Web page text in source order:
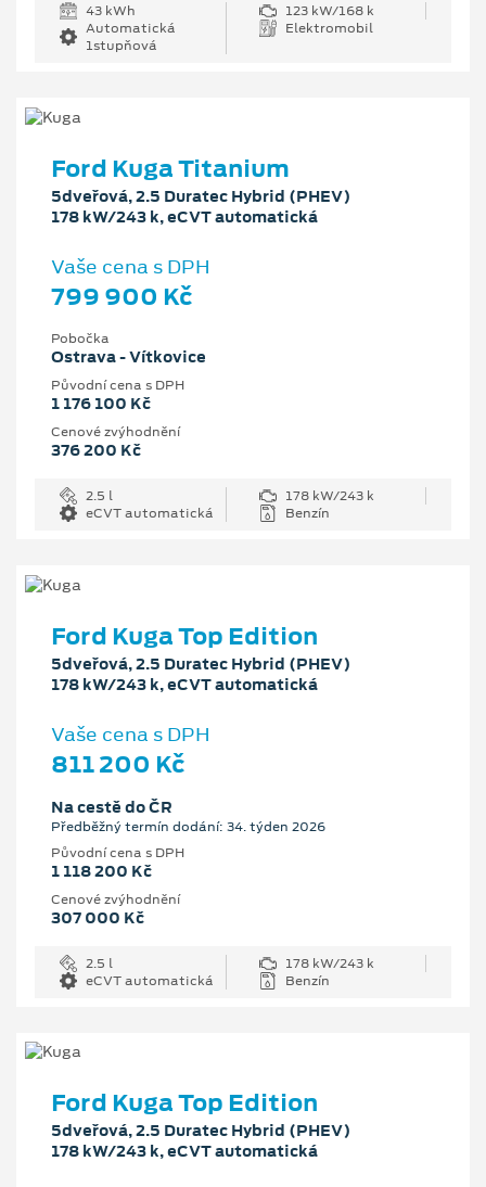
43 kWh
123 kW/168 k
Automatická
1stupňová
Elektromobil
Ford Kuga Titanium
5dveřová, 2.5 Duratec Hybrid (PHEV)
178 kW/243 k, eCVT automatická
Vaše cena s DPH
799 900 Kč
Pobočka
Ostrava - Vítkovice
Původní cena s DPH
1 176 100 Kč
Cenové zvýhodnění
376 200 Kč
2.5 l
178 kW/243 k
eCVT automatická
Benzín
Ford Kuga Top Edition
5dveřová, 2.5 Duratec Hybrid (PHEV)
178 kW/243 k, eCVT automatická
Vaše cena s DPH
811 200 Kč
Na cestě do ČR
Předběžný termín dodání: 34. týden 2026
Původní cena s DPH
1 118 200 Kč
Cenové zvýhodnění
307 000 Kč
2.5 l
178 kW/243 k
eCVT automatická
Benzín
Ford Kuga Top Edition
5dveřová, 2.5 Duratec Hybrid (PHEV)
178 kW/243 k, eCVT automatická